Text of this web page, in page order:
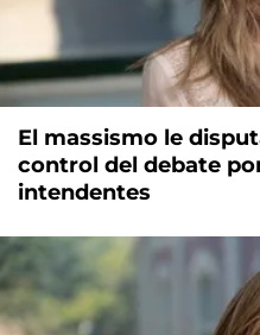
El massismo le
control del debate
intendentes